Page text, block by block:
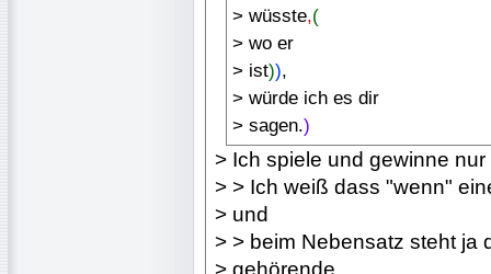
> wüsste,(
> wo er
> ist)),
> würde ich es dir
> sagen.)
> Ich spiele und gewinne nur
> > Ich weiß dass "wenn"
> und
> > beim Nebensatz steht ja
> gehörende